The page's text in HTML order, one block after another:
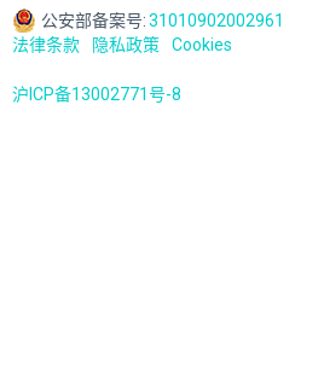
公安部备案号:31010902002961
法律条款
隐私政策 Cookies
沪ICP备13002771号-8